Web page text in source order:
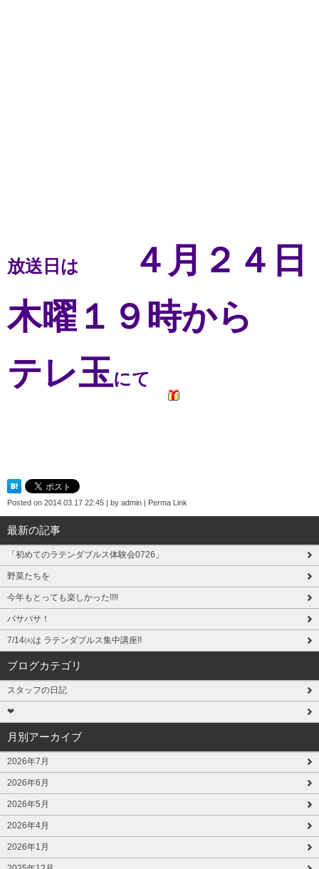
放送日は
４月２４日
木曜１９時から
テレ玉にて
Posted on 2014.03.17 22:45 by admin Perma Link
最新の記事
「初めてのラテンダブルス体験会0726」
野菜たちを
今年もとっても楽しかった!!!!
バサバサ！
7/14㈫は ラテンダブルス集中講座!!
ブログカテゴリ
スタッフの日記
❤
月別アーカイブ
2026年7月
2026年6月
2026年5月
2026年4月
2026年1月